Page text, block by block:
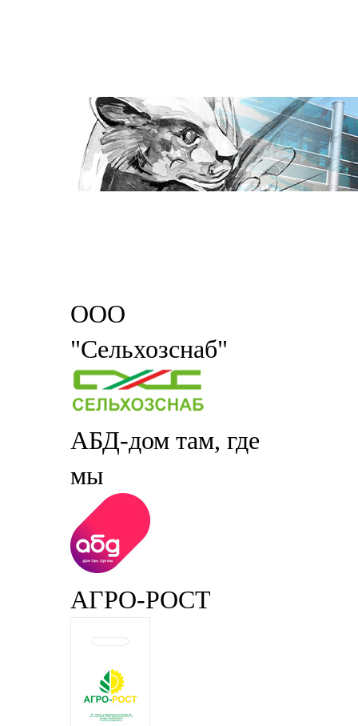
ООО
"Сельхозснаб"
АБД-дом там, где
мы
АГРО-РОСТ